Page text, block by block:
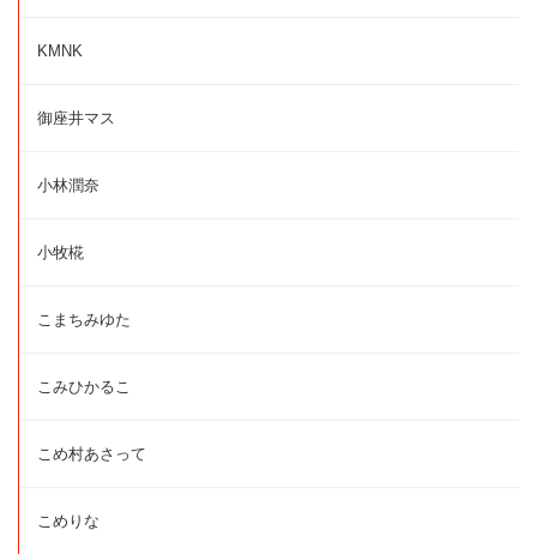
KMNK
御座井マス
小林潤奈
小牧椛
こまちみゆた
こみひかるこ
こめ村あさって
こめりな